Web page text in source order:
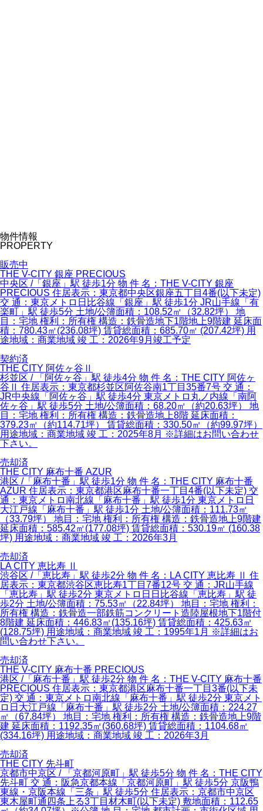
物件情報
PROPERTY
販売中
THE V-CITY 銀座 PRECIOUS
中央区 /「銀座」駅 徒歩1分 物 件 名：THE V-CITY 銀座
PRECIOUS 住居表示：東京都中央区銀座五丁目4番(以下未定)
交 通：東京メトロ日比谷線「銀座」駅 徒歩1分 JR山手線「有
楽町」駅 徒歩5分 土地/公簿面積：108.52㎡（32.82坪） 地
目：宅地 権利：所有権 構造：鉄骨造地下1階地上9階建 延床面
積：780.43㎡(236.08坪) 賃貸総面積：685.70㎡ (207.42坪) 用
途地域：商業地域 竣 工：2026年9月竣工予定
契約済
THE CITY 阿佐ヶ谷Ⅱ
杉並区 / 「阿佐ヶ谷」駅 徒歩4分 物 件 名：THE CITY 阿佐ヶ
谷Ⅱ 住居表示：東京都杉並区阿佐谷南1丁目35番7号 交 通：
JR中央線「阿佐ヶ谷」駅 徒歩4分 東京メトロ丸ノ内線「南阿
佐ヶ谷」駅 徒歩5分 土地/公簿面積：68.20㎡（約20.63坪） 地
目：宅地 権利：所有権 構造：鉄骨造地上8階 延床面積：
379.23㎡（約114.71坪） 賃貸総面積：330.50㎡（約99.97坪）
用途地域：商業地域 竣 工：2025年8月 ※詳細はお問い合わせ
下さい。
売却済
THE CITY 麻布十番 AZUR
港区 /「麻布十番」駅 徒歩1分 物 件 名：THE CITY 麻布十番
AZUR 住居表示：東京都港区麻布十番一丁目4番(以下未定) 交
通：東京メトロ南北線「麻布十番」駅 徒歩1分 東京メトロ日
大江戸線「麻布十番」駅 徒歩1分 土地/公簿面積：111.73㎡
（33.79坪） 地目：宅地 権利：所有権 構造：鉄骨造地上9階建
延床面積：585.42㎡(177.08坪) 賃貸総面積：530.19㎡ (160.38
坪) 用途地域：商業地域 竣 工：2026年3月
売却済
LA CITY 恵比寿 Ⅱ
渋谷区 /「恵比寿」駅 徒歩2分 物 件 名：LA CITY 恵比寿 Ⅱ 住
居表示：東京都渋谷区恵比寿1丁目7番12号 交 通：JR山手線
「恵比寿」駅 徒歩2分 東京メトロ日日比谷線「恵比寿」駅 徒
歩2分 土地/公簿面積：75.53㎡（22.84坪） 地目：宅地 権利：
所有権 構造：鉄骨造一部鉄筋コンクリート造陸屋根地下1階付
8階建 延床面積：446.83㎡(135.16坪) 賃貸総面積：425.63㎡
(128.75坪) 用途地域：商業地域 竣 工：1995年1月 ※詳細はお
問い合わせ下さい。
売却済
THE V-CITY 麻布十番 PRECIOUS
港区 /「麻布十番」駅 徒歩2分 物 件 名：THE V-CITY 麻布十番
PRECIOUS 住居表示：東京都港区麻布十番一丁目3番(以下未
定) 交 通：東京メトロ南北線「麻布十番」駅 徒歩2分 東京メト
ロ日大江戸線「麻布十番」駅 徒歩2分 土地/公簿面積：224.27
㎡（67.84坪） 地目：宅地 権利：所有権 構造：鉄骨造地上9階
建 延床面積：1192.35㎡(360.68坪) 賃貸総面積：1104.68㎡
(334.16坪) 用途地域：商業地域 竣 工：2026年3月
売却済
THE CITY 先斗町
京都市中京区 / 「京都河原町」駅 徒歩5分 物 件 名：THE CITY
先斗町 交 通：阪急京都本線「京都河原町」駅 徒歩5分 京阪鴨
東線・京阪本線「三条」駅 徒歩5分 住居表示：京都市中京区
東木屋町通四条上る3丁目材木町(以下未定) 敷地面積：112.65